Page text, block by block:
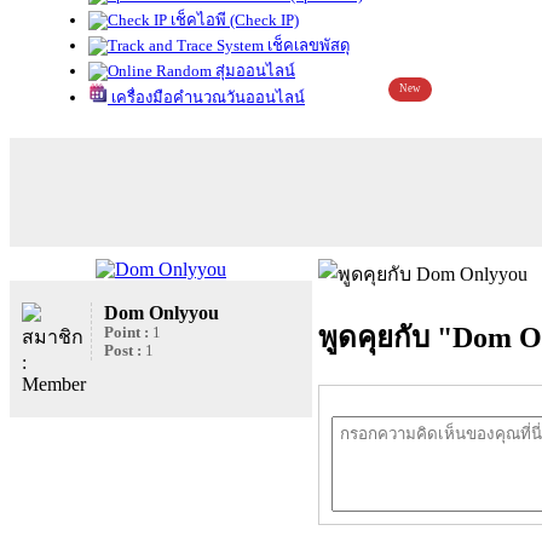
เช็คไอพี (Check IP)
เช็คเลขพัสดุ
สุ่มออนไลน์
เครื่องมือคำนวณวันออนไลน์
New
Dom Onlyyou
Point : 1
Post : 1 พูดคุยกับ "Dom